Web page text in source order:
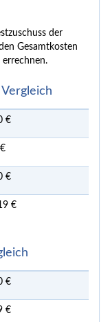
der
Gesamtkosten
errechnen.
€
€
€
€
€